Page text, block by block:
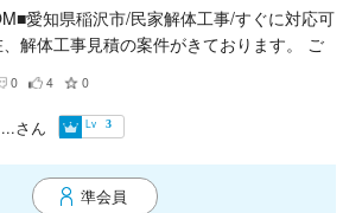
愛知県稲沢市/民家解体工事/すぐに対応可
解体工事見積の案件がきております。 ご
、住所、連絡先などの詳細表示 ■案件内容
月6日 予算 100万～150万 案件内
見積 道路幅 道は細い 連絡希望 時間帯
る備考 (会社)比較パートナー.COM (mail)hi
0 4 0
準会員
さん Lv 3